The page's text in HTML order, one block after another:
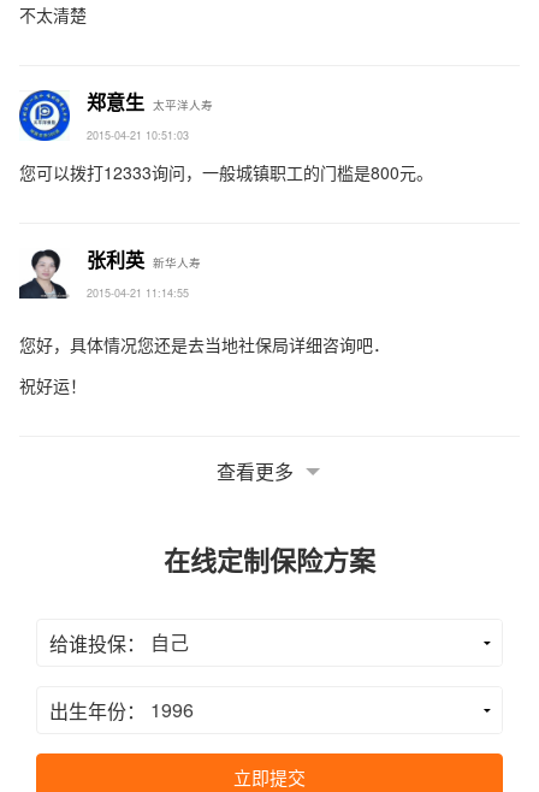
不太清楚
郑意生 太平洋人寿
2015-04-21 10:51:03
您可以拨打12333询问，一般城镇职工的门槛是800元。
张利英 新华人寿
2015-04-21 11:14:55
您好，具体情况您还是去当地社保局详细咨询吧．
祝好运！
查看更多
在线定制保险方案
给谁投保：
出生年份：
立即提交